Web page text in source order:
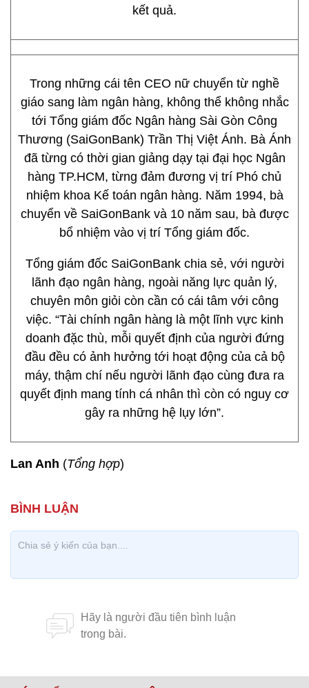
kết quả.
Trong những cái tên CEO nữ chuyển từ nghề
giáo sang làm ngân hàng, không thể không nhắc
tới Tổng giám đốc Ngân hàng Sài Gòn Công
Thương (SaiGonBank) Trần Thị Việt Ánh. Bà Ánh
đã từng có thời gian giảng dạy tại đại học Ngân
hàng TP.HCM, từng đảm đương vị trí Phó chủ
nhiệm khoa Kế toán ngân hàng. Năm 1994, bà
chuyển về SaiGonBank và 10 năm sau, bà được
bổ nhiệm vào vị trí Tổng giám đốc.
Tổng giám đốc SaiGonBank chia sẻ, với người
lãnh đạo ngân hàng, ngoài năng lực quản lý,
chuyên môn giỏi còn cần có cái tâm với công
việc. “Tài chính ngân hàng là một lĩnh vực kinh
doanh đặc thù, mỗi quyết định của người đứng
đầu đều có ảnh hưởng tới hoạt động của cả bộ
máy, thậm chí nếu người lãnh đạo cùng đưa ra
quyết định mang tính cá nhân thì còn có nguy cơ
gây ra những hệ lụy lớn”.
Lan Anh (Tổng hợp)